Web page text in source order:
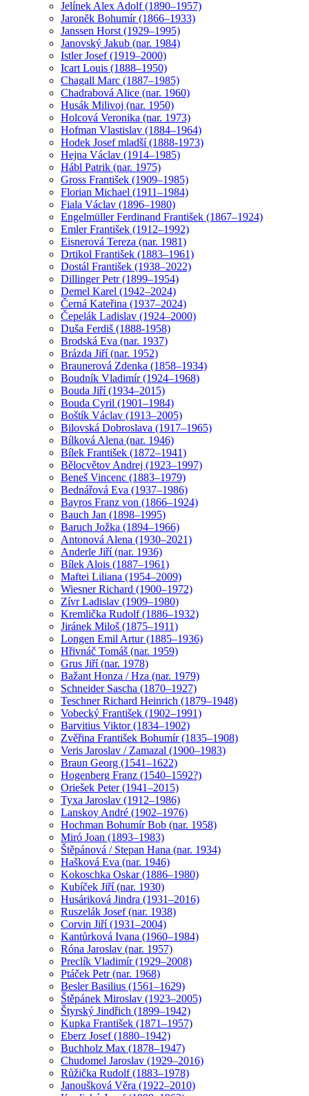
Jelínek Alex Adolf (1890–1957)
Jaroněk Bohumír (1866–1933)
Janssen Horst (1929–1995)
Janovský Jakub (nar. 1984)
Istler Josef (1919–2000)
Icart Louis (1888–1950)
Chagall Marc (1887–1985)
Chadrabová Alice (nar. 1960)
Husák Milivoj (nar. 1950)
Holcová Veronika (nar. 1973)
Hofman Vlastislav (1884–1964)
Hodek Josef mladší (1888-1973)
Hejna Václav (1914–1985)
Hábl Patrik (nar. 1975)
Gross František (1909–1985)
Florian Michael (1911–1984)
Fiala Václav (1896–1980)
Engelmüller Ferdinand František (1867–1924)
Emler František (1912–1992)
Eisnerová Tereza (nar. 1981)
Drtikol František (1883–1961)
Dostál František (1938–2022)
Dillinger Petr (1899–1954)
Demel Karel (1942–2024)
Černá Kateřina (1937–2024)
Čepelák Ladislav (1924–2000)
Duša Ferdiš (1888-1958)
Brodská Eva (nar. 1937)
Brázda Jiří (nar. 1952)
Braunerová Zdenka (1858–1934)
Boudník Vladimír (1924–1968)
Bouda Jiří (1934–2015)
Bouda Cyril (1901–1984)
Boštík Václav (1913–2005)
Bilovská Dobroslava (1917–1965)
Bílková Alena (nar. 1946)
Bílek František (1872–1941)
Bělocvětov Andrej (1923–1997)
Beneš Vincenc (1883–1979)
Bednářová Eva (1937–1986)
Bayros Franz von (1866–1924)
Bauch Jan (1898–1995)
Baruch Jožka (1894–1966)
Antonová Alena (1930–2021)
Anderle Jiří (nar. 1936)
Bílek Alois (1887–1961)
Maftei Liliana (1954–2009)
Wiesner Richard (1900–1972)
Zívr Ladislav (1909–1980)
Kremlička Rudolf (1886–1932)
Jiránek Miloš (1875–1911)
Longen Emil Artur (1885–1936)
Hřivnáč Tomáš (nar. 1959)
Grus Jiří (nar. 1978)
Bažant Honza / Hza (nar. 1979)
Schneider Sascha (1870–1927)
Teschner Richard Heinrich (1879–1948)
Vobecký František (1902–1991)
Barvitius Viktor (1834–1902)
Zvěřina František Bohumír (1835–1908)
Veris Jaroslav / Zamazal (1900–1983)
Braun Georg (1541–1622)
Hogenberg Franz (1540–1592?)
Oriešek Peter (1941–2015)
Tyxa Jaroslav (1912–1986)
Lanskoy André (1902–1976)
Hochman Bohumír Bob (nar. 1958)
Miró Joan (1893–1983)
Štěpánová / Stepan Hana (nar. 1934)
Hašková Eva (nar. 1946)
Kokoschka Oskar (1886–1980)
Kubíček Jiří (nar. 1930)
Husáriková Jindra (1931–2016)
Ruszelák Josef (nar. 1938)
Corvin Jiří (1931–2004)
Kantůrková Ivana (1960–1984)
Róna Jaroslav (nar. 1957)
Preclík Vladimír (1929–2008)
Ptáček Petr (nar. 1968)
Besler Basilius (1561–1629)
Štěpánek Miroslav (1923–2005)
Štyrský Jindřich (1899–1942)
Kupka František (1871–1957)
Eberz Josef (1880–1942)
Buchholz Max (1878–1947)
Chudomel Jaroslav (1929–2016)
Růžička Rudolf (1883–1978)
Janoušková Věra (1922–2010)